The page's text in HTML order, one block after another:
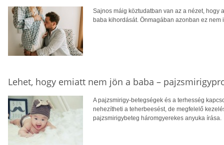
Sajnos máig köztudatban van az a nézet, hogy
baba kihordását. Önmagában azonban ez
Lehet, hogy emiatt nem jön a baba –
A pajzsmirigy-betegségek és a terhesség
nehezítheti a teherbeesést, de megfelelő
pajzsmirigybeteg háromgyerekes anyuka írása.